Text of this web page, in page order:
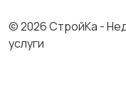
© 2026 СтройКа -
услуги